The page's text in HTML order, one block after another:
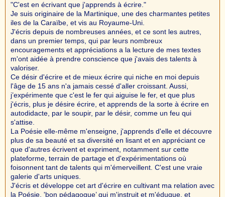
"C'est en écrivant que j'apprends à écrire."
Je suis originaire de la Martinique, une des charmantes petites
iles de la Caraïbe, et vis au Royaume-Uni.
J'écris depuis de nombreuses années, et ce sont les autres,
dans un premier temps, qui par leurs nombreux
encouragements et appréciations a la lecture de mes textes
m'ont aidée à prendre conscience que j'avais des talents à
valoriser.
Ce désir d'écrire et de mieux écrire qui niche en moi depuis
l'âge de 15 ans n'a jamais cessé d'aller croissant. Aussi,
j’expérimente que c'est le fer qui aiguise le fer, et que plus
j'écris, plus je désire écrire, et apprends de la sorte à écrire en
autodidacte, par le soupir, par le désir, comme un feu qui
s'attise.
La Poésie elle-même m'enseigne, j'apprends d'elle et découvre
plus de sa beauté et sa diversité en lisant et en appréciant ce
que d'autres écrivent et expriment, notamment sur cette
plateforme, terrain de partage et d'expérimentations où
foisonnent tant de talents qui m'émerveillent. C'est une vraie
galerie d'arts uniques.
J'écris et développe cet art d'écrire en cultivant ma relation avec
la Poésie, 'bon pédagogue’ qui m'instruit et m'éduque, et